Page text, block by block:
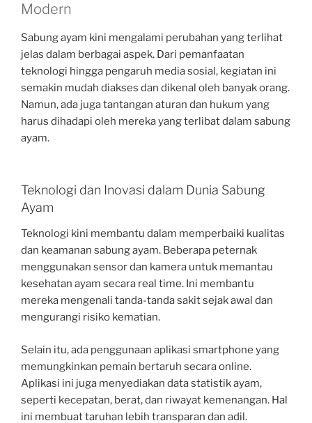
Modern
Sabung ayam kini mengalami perubahan yang terlihat
jelas dalam berbagai aspek. Dari pemanfaatan
teknologi hingga pengaruh media sosial, kegiatan ini
semakin mudah diakses dan dikenal oleh banyak orang.
Namun, ada juga tantangan aturan dan hukum yang
harus dihadapi oleh mereka yang terlibat dalam sabung
ayam.
Teknologi dan Inovasi dalam Dunia Sabung
Ayam
Teknologi kini membantu dalam memperbaiki kualitas
dan keamanan sabung ayam. Beberapa peternak
menggunakan sensor dan kamera untuk memantau
kesehatan ayam secara real time. Ini membantu
mereka mengenali tanda-tanda sakit sejak awal dan
mengurangi risiko kematian.
Selain itu, ada penggunaan aplikasi smartphone yang
memungkinkan pemain bertaruh secara online.
Aplikasi ini juga menyediakan data statistik ayam,
seperti kecepatan, berat, dan riwayat kemenangan. Hal
ini membuat taruhan lebih transparan dan adil.